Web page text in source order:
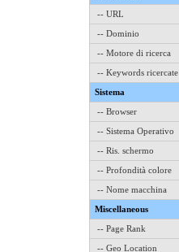
-- URL
-- Dominio
-- Motore di ricerca
-- Keywords ricercate
Sistema
-- Browser
-- Sistema Operativo
-- Ris. schermo
-- Profondità colore
-- Nome macchina
Miscellaneous
-- Page Rank
-- Geo Location